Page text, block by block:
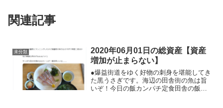
関連記事
未分類
2020年06月01日の総資産【資産
増加が止まらない】
●爆益街道をゆく好物の刺身を堪能してき
た黒うさぎです。海辺の田舎街の魚は旨
いぞ！今日の飯カンパチ定食田舎の飯は